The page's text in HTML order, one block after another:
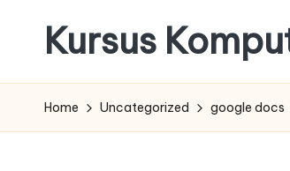
content
Kursus
Home Uncategorized google docs